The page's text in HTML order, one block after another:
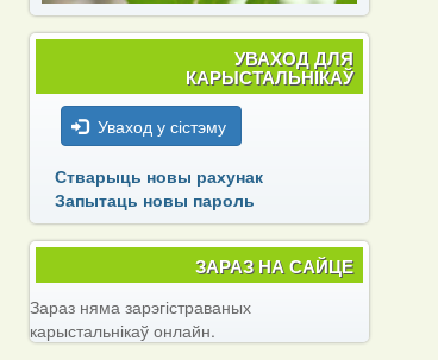
УВАХОД ДЛЯ
КАРЫСТАЛЬНІКАЎ
Уваход у сістэму
Стварыць новы рахунак
Запытаць новы пароль
ЗАРАЗ НА САЙЦЕ
Зараз няма зарэгістраваных
карыстальнікаў онлайн.